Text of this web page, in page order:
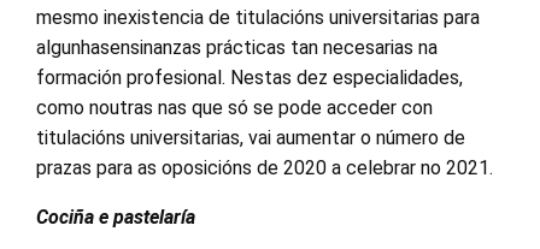
mesmo inexistencia de titulacións universitarias para
algunhasensinanzas prácticas tan necesarias na
formación profesional. Nestas dez especialidades,
como noutras nas que só se pode acceder con
titulacións universitarias, vai aumentar o número de
prazas para as oposicións de 2020 a celebrar no 2021.
Cociña e pastelaría